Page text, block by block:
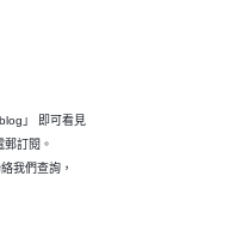
」 即可看見
訂閱。
我們查詢，